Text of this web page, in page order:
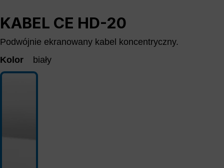
KABEL CE HD-20
Podwójnie ekranowany kabel koncentryczny.
Kolor
biały